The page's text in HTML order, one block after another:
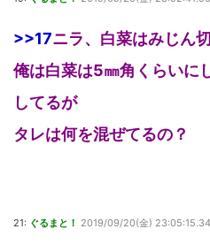
>>17ニラ、白菜はみじん
俺は白菜は5㎜角くらいに
してるが
タレは何を混ぜてるの？
21: ぐるまと！ 2019/09/20(金)